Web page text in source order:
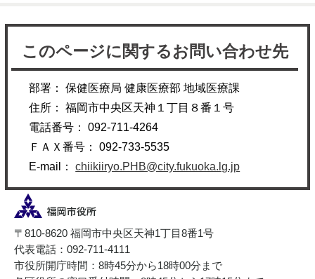
このページに関するお問い合わせ先
部署： 保健医療局 健康医療部 地域医療課
住所： 福岡市中央区天神１丁目８番１号
電話番号： 092-711-4264
ＦＡＸ番号： 092-733-5535
E-mail：chiikiiryo.PHB@city.fukuoka.lg.jp
〒810-8620 福岡市中央区天神1丁目8番1号
代表電話：092-711-4111
市役所開庁時間：8時45分から18時00分まで